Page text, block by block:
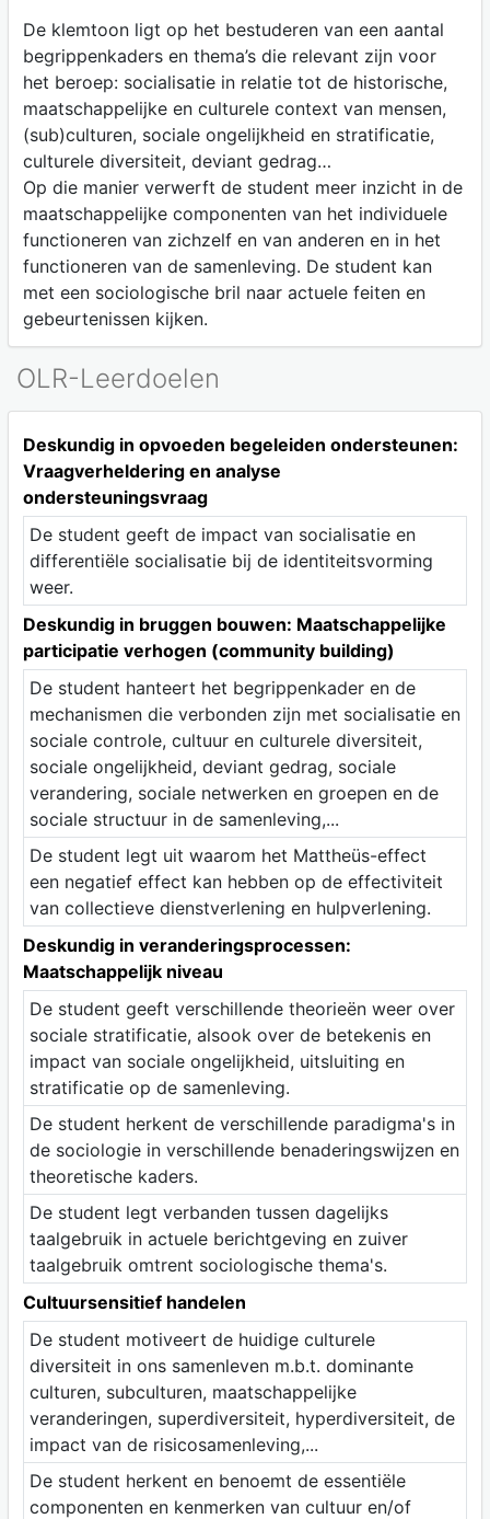
De klemtoon ligt op het bestuderen van een aantal
begrippenkaders en thema’s die relevant zijn voor
het beroep: socialisatie in relatie tot de historische,
maatschappelijke en culturele context van mensen,
(sub)culturen, sociale ongelijkheid en stratificatie,
culturele diversiteit, deviant gedrag…
Op die manier verwerft de student meer inzicht in de
maatschappelijke componenten van het individuele
functioneren van zichzelf en van anderen en in het
functioneren van de samenleving. De student kan
met een sociologische bril naar actuele feiten en
gebeurtenissen kijken.
OLR-Leerdoelen
Deskundig in opvoeden begeleiden ondersteunen:
Vraagverheldering en analyse
ondersteuningsvraag
De student geeft de impact van socialisatie en
differentiële socialisatie bij de identiteitsvorming
weer.
Deskundig in bruggen bouwen: Maatschappelijke
participatie verhogen (community building)
De student hanteert het begrippenkader en de
mechanismen die verbonden zijn met socialisatie en
sociale controle, cultuur en culturele diversiteit,
sociale ongelijkheid, deviant gedrag, sociale
verandering, sociale netwerken en groepen en de
sociale structuur in de samenleving,...
De student legt uit waarom het Mattheüs-effect
een negatief effect kan hebben op de effectiviteit
van collectieve dienstverlening en hulpverlening.
Deskundig in veranderingsprocessen:
Maatschappelijk niveau
De student geeft verschillende theorieën weer over
sociale stratificatie, alsook over de betekenis en
impact van sociale ongelijkheid, uitsluiting en
stratificatie op de samenleving.
De student herkent de verschillende paradigma's in
de sociologie in verschillende benaderingswijzen en
theoretische kaders.
De student legt verbanden tussen dagelijks
taalgebruik in actuele berichtgeving en zuiver
taalgebruik omtrent sociologische thema's.
Cultuursensitief handelen
De student motiveert de huidige culturele
diversiteit in ons samenleven m.b.t. dominante
culturen, subculturen, maatschappelijke
veranderingen, superdiversiteit, hyperdiversiteit, de
impact van de risicosamenleving,...
De student herkent en benoemt de essentiële
componenten en kenmerken van cultuur en/of